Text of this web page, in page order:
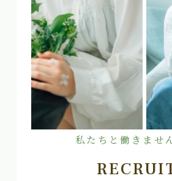
私たちと働きませ